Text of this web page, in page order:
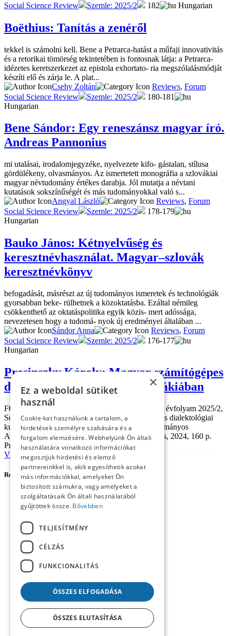
Social Science Review
Szemle: 2025/2 182 Hungarian
Boëthius: Tanítás a zenéről
tekkel is számolni kell. Bene a Petrarca-hatást a műfaji innovativitás
és a retorikai tömörség tekintetében is fontosnak látja: a Petrarca-
idézetes keretszerkezet az epistola exhortato- ria megszólalásmódját
készíti elő és zárja le. A plat...
Csehy Zoltán
Reviews, Forum
Social Science Review
Szemle: 2025/2
180-181
Hungarian
Bene Sándor: Egy reneszánsz magyar író.
Andreas Pannonius
mi utalásai, irodalomjegyzéke, nyelvezete kifo- gástalan, stílusa
gördülékeny, olvasmányos. Az ismertetett monográfia a szlovákiai
magyar névtudomány értékes darabja. Jól mutatja a névtani
kutatások sokszínűségét és más tudományokkal való s...
Angyal László
Reviews, Forum
Social Science Review
Szemle: 2025/2
178-179
Hungarian
Bauko János: Kétnyelvűség és
keresztnévhasználat. Magyar–szlovák
keresztnévkönyv
befogadását, másrészt az új tudományos ismeretek és technológiák
gyorsabban beke- rülhetnek a közoktatásba. Ezáltal némileg
csökkenthető az oktatáspolitika egyik közis- mert adóssága,
nevezetesen hogy a tudomá- nyok új eredményei általában ...
Sándor Anna
Reviews, Forum
Social Science Review
Szemle: 2025/2
176-177
Hungarian
Presinszky Károly: Magyar számítógépes
dialektológiai kutatások Szlovákiában
FÓRUM Társadalomtudományi Szemle, XXVII. évfolyam 2025/2,
Somorja Presinszky Károly: Magyar számítógépes dialektológiai
kutatások Szlovákiában. Budapest, Magyar Tudományos
Akadémia– Szlovákiai Magyar Akadémiai Tanács, 2024, 160 p.
Presinszk...
Vissza Page1 Page2 Page3 Page4
Rovatok
Forum Social Science Review
Agora
Central European Forum
Content
Reviews
Workshop
×
Ez a weboldal sütiket
használ
Cookie-kat használunk a tartalom, a
hirdetések személyre szabására és a
forgalom elemzésére. Webhelyünk Ön általi
használatára vonatkozó információkat
megosztjuk hirdetési és elemző
partnereinkkel is, akik egyesíthetik azokat
más információkkal, amelyeket Ön
biztosított számukra, vagy amelyeket a
szolgáltatásaik Ön általi használatából
gyűjtöttek össze. Bővebben
TELJESÍTMÉNY
CÉLZÁS
FUNKCIONALITÁS
ÖSSZES ELFOGADÁSA
ÖSSZES ELUTASÍTÁSA